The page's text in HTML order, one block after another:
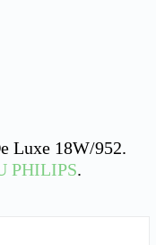
Luxe 18W/952.
PHILIPS.